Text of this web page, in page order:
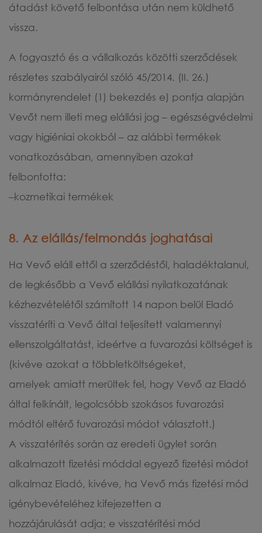
átadást követő felbontása után nem küldhető
vissza.
A fogyasztó és a vállalkozás közötti szerződések
részletes szabályairól szóló 45/2014. (II. 26.)
kormányrendelet (1) bekezdés e) pontja alapján
Vevőt nem illeti meg elállási jog – egészségvédelmi
vagy higiéniai okokból – az alábbi termékek
vonatkozásában, amennyiben azokat
felbontotta:
–kozmetikai termékek
8. Az elállás/felmondás joghatásai
Ha Vevő eláll ettől a szerződéstől, haladéktalanul,
de legkésőbb a Vevő elállási nyilatkozatának
kézhezvételétől számított 14 napon belül Eladó
visszatéríti a Vevő által teljesített valamennyi
ellenszolgáltatást, ideértve a fuvarozási költséget is
(kivéve azokat a többletköltségeket,
amelyek amiatt merültek fel, hogy Vevő az Eladó
által felkínált, legolcsóbb szokásos fuvarozási
módtól eltérő fuvarozási módot választott.)
A visszatérítés során az eredeti ügylet során
alkalmazott fizetési móddal egyező fizetési módot
alkalmaz Eladó, kivéve, ha Vevő más fizetési mód
igénybevételéhez kifejezetten a
hozzájárulását adja; e visszatérítési mód